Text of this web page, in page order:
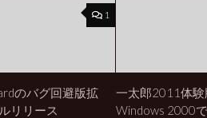
1
のバグ回避版拡
リリース
一太郎2011体験
Windows 2000